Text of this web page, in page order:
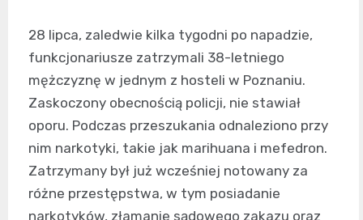
28 lipca, zaledwie kilka tygodni po napadzie,
funkcjonariusze zatrzymali 38-letniego
mężczyznę w jednym z hosteli w Poznaniu.
Zaskoczony obecnością policji, nie stawiał
oporu. Podczas przeszukania odnaleziono przy
nim narkotyki, takie jak marihuana i mefedron.
Zatrzymany był już wcześniej notowany za
różne przestępstwa, w tym posiadanie
narkotyków, złamanie sądowego zakazu oraz